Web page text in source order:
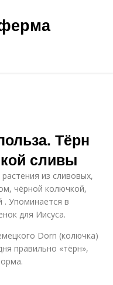
Тёрн
сливы
из сливовых,
чёрной колючкой,
. Упоминается в
для Иисуса.
Dorn (колючка)
правильно «тёрн»,